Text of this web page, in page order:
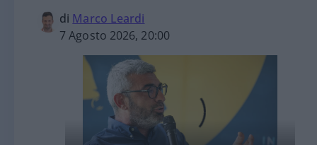
di Marco Leardi
7 Agosto 2026, 20:00